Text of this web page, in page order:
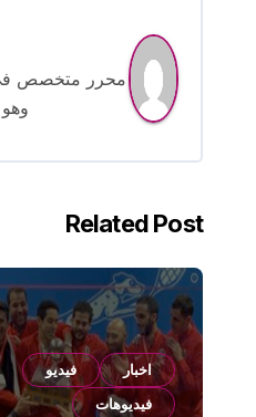
Related Post
اخبار
فيديو
فيديوهات